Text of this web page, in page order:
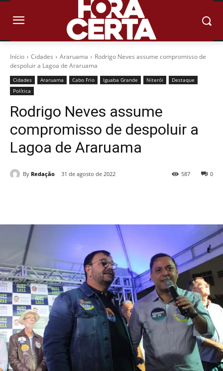
Início Cidades Araruama
Rodrigo Neves assume compromisso de
despoluir a Lagoa de Araruama
Cidades Araruama Cabo Frio Iguaba Grande Niterói
Destaque
Política
Rodrigo Neves assume
compromisso de despoluir a
Lagoa de Araruama
By Redação 31 de agosto de 2022 0
587